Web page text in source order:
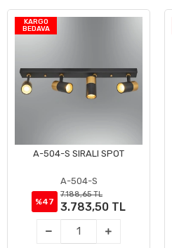
KARGO
BEDAVA
A-504-S SIRALI SPOT
A-504-S
%47
7.188,65 TL
3.783,50 TL